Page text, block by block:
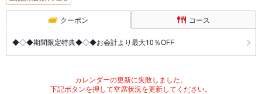
クーポン コース
◆◇◆期間限定特典◆◇◆お会計より最大10％OFF
カレンダーの更新に失敗しました。
下記ボタンを押して空席状況を更新してください。